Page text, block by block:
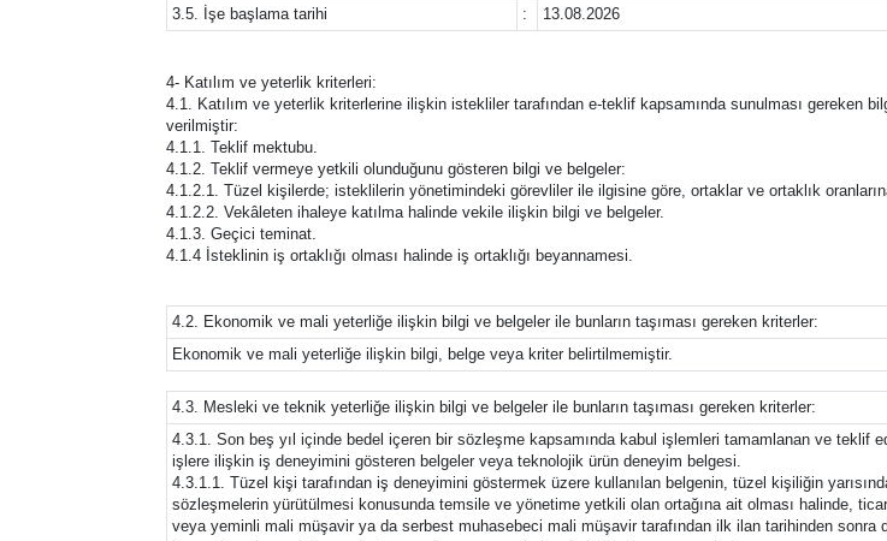
3.5. İşe başlama tarihi
: 13.08.2026
4- Katılım ve yeterlik kriterleri:
4.1. Katılım ve yeterlik kriterlerine ilişkin istekliler tarafından e-teklif kapsamında sunulması gereken
verilmiştir:
4.1.1. Teklif mektubu.
4.1.2. Teklif vermeye yetkili olunduğunu gösteren bilgi ve belgeler:
4.1.2.1. Tüzel kişilerde; isteklilerin yönetimindeki görevliler ile ilgisine göre, ortaklar ve ortaklık
4.1.2.2. Vekâleten ihaleye katılma halinde vekile ilişkin bilgi ve belgeler.
4.1.3. Geçici teminat.
4.1.4 İsteklinin iş ortaklığı olması halinde iş ortaklığı beyannamesi.
4.2. Ekonomik ve mali yeterliğe ilişkin bilgi ve belgeler ile bunların taşıması gereken kriterler:
Ekonomik ve mali yeterliğe ilişkin bilgi, belge veya kriter belirtilmemiştir.
4.3. Mesleki ve teknik yeterliğe ilişkin bilgi ve belgeler ile bunların taşıması gereken kriterler:
4.3.1. Son beş yıl içinde bedel içeren bir sözleşme kapsamında kabul işlemleri tamamlanan ve teklif
işlere ilişkin iş deneyimini gösteren belgeler veya teknolojik ürün deneyim belgesi.
4.3.1.1. Tüzel kişi tarafından iş deneyimini göstermek üzere kullanılan belgenin, tüzel kişiliğin
sözleşmelerin yürütülmesi konusunda temsile ve yönetime yetkili olan ortağına ait olması halinde,
veya yeminli mali müşavir ya da serbest muhasebeci mali müşavir tarafından ilk ilan tarihinden